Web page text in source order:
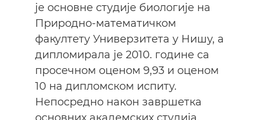
је основне студије биологије на
Природно-математичком
факултету Универзитета у Нишу, а
дипломирала је 2010. године са
просечном оценом 9,93 и оценом
10 на дипломском испиту.
Непосредно након завршетка